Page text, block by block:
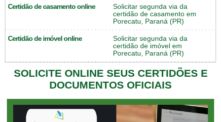
Certidão de casamento online
Solicitar segunda via da
certidão de casamento em
Porecatu, Paraná (PR)
Certidão de imóvel online
Solicitar segunda via da
certidão de imóvel em
Porecatu, Paraná (PR)
SOLICITE ONLINE SEUS CERTIDÕES E
DOCUMENTOS OFICIAIS